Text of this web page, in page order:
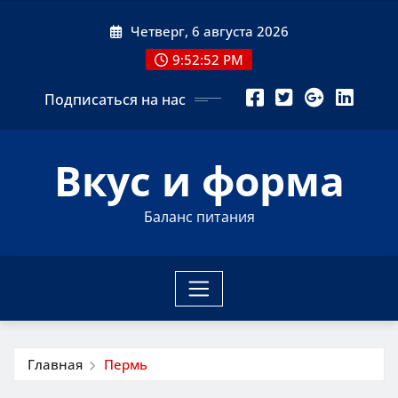
Четверг, 6 августа 2026
9:52:53 PM
Подписаться на нас
Вкус и форма
Баланс питания
Главная Пермь